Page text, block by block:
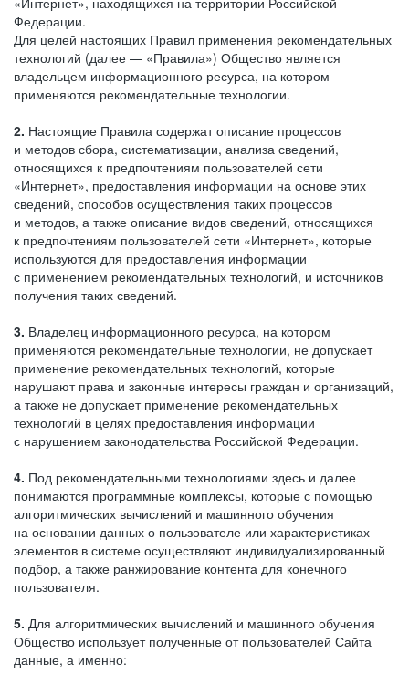
Федерации.
Для целей настоящих Правил применения рекомендательных
технологий (далее — «Правила») Общество является
владельцем информационного ресурса, на котором
применяются рекомендательные технологии.
2. Настоящие Правила содержат описание процессов
и методов сбора, систематизации, анализа сведений,
относящихся к предпочтениям пользователей сети
«Интернет», предоставления информации на основе этих
сведений, способов осуществления таких процессов
и методов, а также описание видов сведений, относящихся
к предпочтениям пользователей сети «Интернет», которые
используются для предоставления информации
с применением рекомендательных технологий, и источников
получения таких сведений.
3. Владелец информационного ресурса, на котором
применяются рекомендательные технологии, не допускает
применение рекомендательных технологий, которые
нарушают права и законные интересы граждан и организаций,
а также не допускает применение рекомендательных
технологий в целях предоставления информации
с нарушением законодательства Российской Федерации.
4. Под рекомендательными технологиями здесь и далее
понимаются программные комплексы, которые с помощью
алгоритмических вычислений и машинного обучения
на основании данных о пользователе или характеристиках
элементов в системе осуществляют индивидуализированный
подбор, а также ранжирование контента для конечного
пользователя.
5. Для алгоритмических вычислений и машинного обучения
Общество использует полученные от пользователей Сайта
данные, а именно: